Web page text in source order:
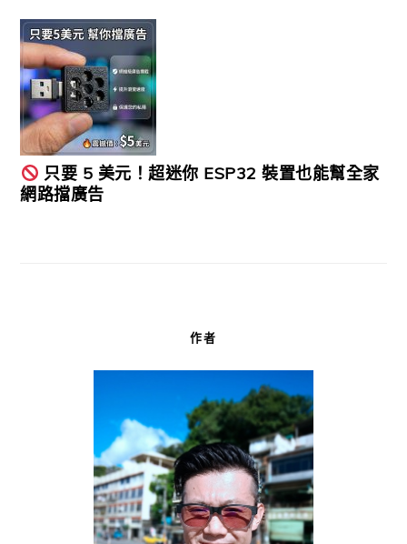
只要 5 美元！超迷你 ESP32 裝置也能幫全家
網路擋廣告
作者